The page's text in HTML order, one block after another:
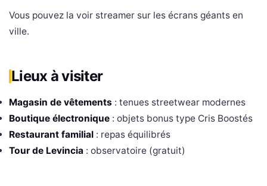
Vous pouvez la voir streamer sur les écrans géants en
ville.
Lieux à visiter
Magasin de vêtements : tenues streetwear modernes
Boutique électronique : objets bonus type Cris Boostés
Restaurant familial : repas équilibrés
Tour de Levincia : observatoire (gratuit)